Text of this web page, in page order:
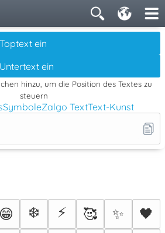
hinzu, um die Position des Textes zu
steuern
SymboleZalgo TextText-Kunst
😁 ❄️ ⚡ 🥰 ✨
🖤